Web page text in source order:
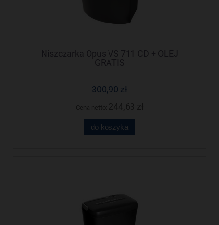
Niszczarka Opus VS 711 CD + OLEJ
GRATIS
300,90 zł
do koszyka